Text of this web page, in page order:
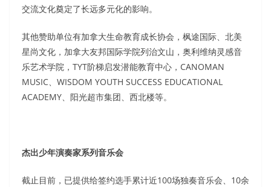
交流文化奠定了长远多元化的影响。
其他赞助单位有加拿大生命教育成长协会，枫途国际、北美
星尚文化，加拿大友邦国际学院列治文山，奥利维纳灵感音
乐艺术学院，TYT阶梯启发潜能教育中心，CANOMAN
MUSIC、WISDOM YOUTH SUCCESS EDUCATIONAL
ACADEMY、阳光超市集团、西北楼等。
杰出少年演奏家系列音乐会
截止目前，已提供给签约选手累计近100场独奏音乐会、10余